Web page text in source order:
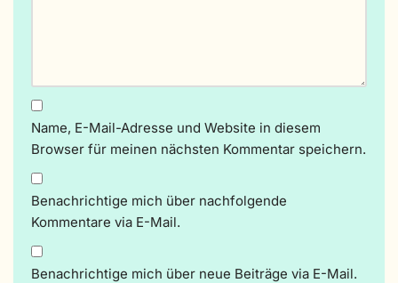
Name, E-Mail-Adresse und Website in diesem
Browser für meinen nächsten Kommentar speichern.
Benachrichtige mich über nachfolgende
Kommentare via E-Mail.
Benachrichtige mich über neue Beiträge via E-Mail.